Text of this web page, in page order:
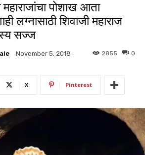
पोशाख आता
लग्नासाठी शिवाजी महाराज
सज्ज
November 5, 2018 0
2855
X Pinterest